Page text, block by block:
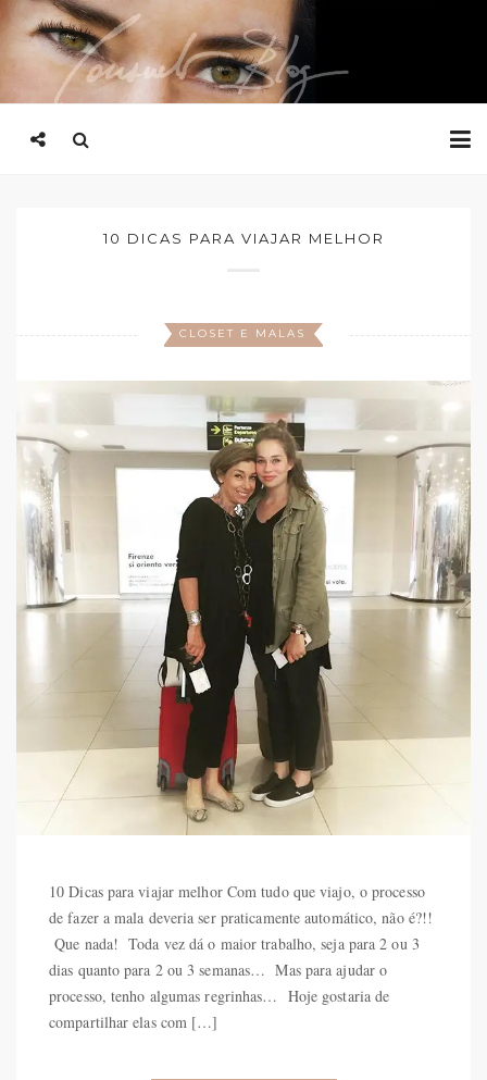
10 DICAS PARA VIAJAR MELHOR
CLOSET E MALAS
10 Dicas para viajar melhor Com tudo que viajo, o processo
de fazer a mala deveria ser praticamente automático, não é?!!
Que nada! Toda vez dá o maior trabalho, seja para 2 ou 3
dias quanto para 2 ou 3 semanas… Mas para ajudar o
processo, tenho algumas regrinhas… Hoje gostaria de
compartilhar elas com […]